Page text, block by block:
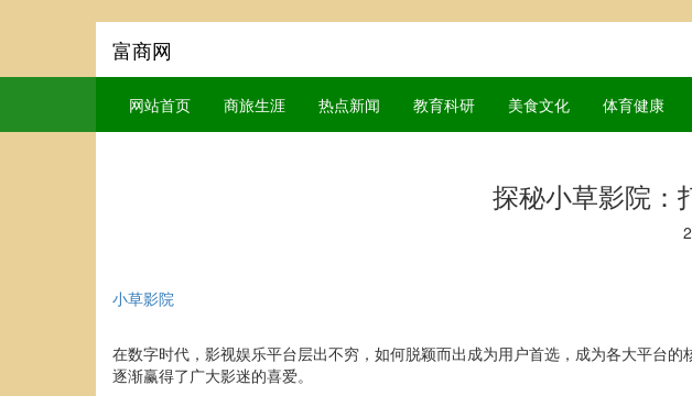
富商网
网站首页 商旅生涯 热点新闻 教育科研 美食文化 体育健康
探秘小草影院：
小草影院
在数字时代，影视娱乐平台层出不穷，如何脱颖而出成为用户首选，成为各大平台
逐渐赢得了广大影迷的喜爱。